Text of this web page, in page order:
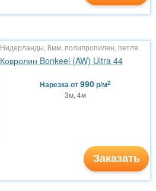
Нидерланды, 8мм, полипропилен, петля
Ковролин Bonkeel (AW) Ultra 44
Нарезкаот990р/м2
3м, 4м
Заказать